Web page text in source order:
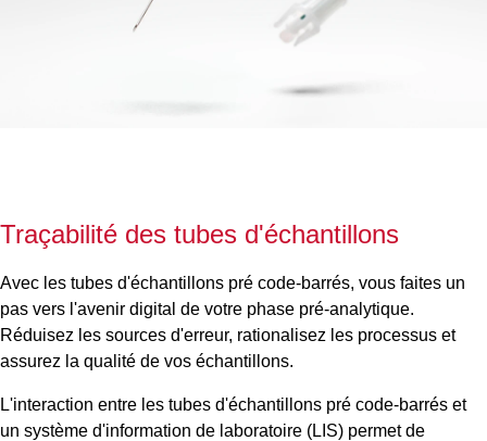
Traçabilité des tubes d'échantillons
Avec les tubes d'échantillons pré code-barrés, vous faites un
pas vers l'avenir digital de votre phase pré-analytique.
Réduisez les sources d'erreur, rationalisez les processus et
assurez la qualité de vos échantillons.
L'interaction entre les tubes d'échantillons pré code-barrés et
un système d'information de laboratoire (LIS) permet de